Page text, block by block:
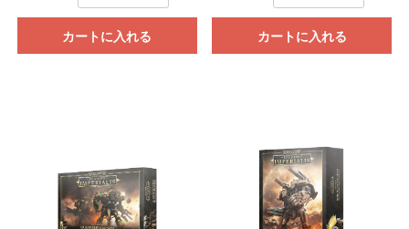
カートに入れる カートに入れる